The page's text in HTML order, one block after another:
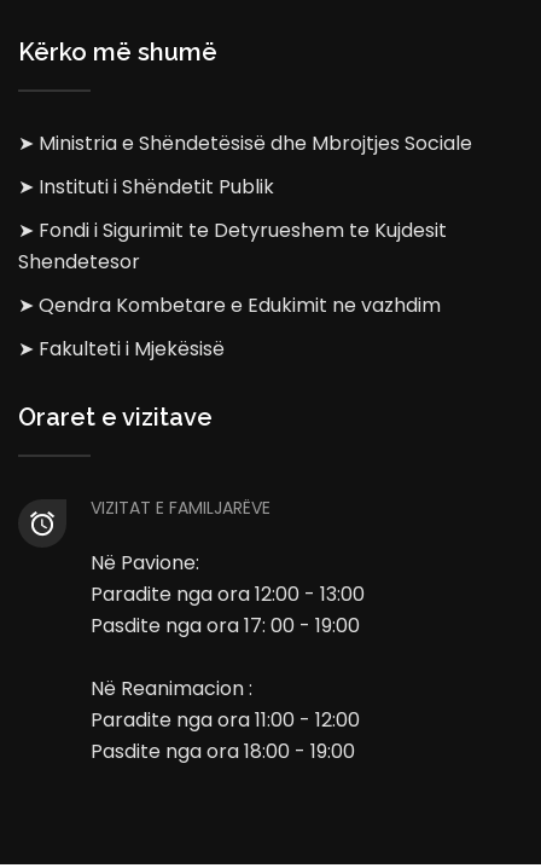
Kërko më shumë
➤ Ministria e Shëndetësisë dhe Mbrojtjes Sociale
➤ Instituti i Shëndetit Publik
➤ Fondi i Sigurimit te Detyrueshem te Kujdesit
Shendetesor
➤ Qendra Kombetare e Edukimit ne vazhdim
➤ Fakulteti i Mjekësisë
Oraret e vizitave
VIZITAT E FAMILJARËVE
Në Pavione:
Paradite nga ora 12:00 - 13:00
Pasdite nga ora 17: 00 - 19:00
Në Reanimacion :
Paradite nga ora 11:00 - 12:00
Pasdite nga ora 18:00 - 19:00